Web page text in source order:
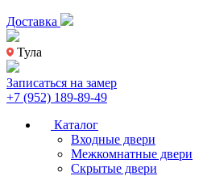
Доставка
Тула
Записаться на замер
+7 (952) 189-89-49
Каталог
Входные двери
Межкомнатные двери
Скрытые двери